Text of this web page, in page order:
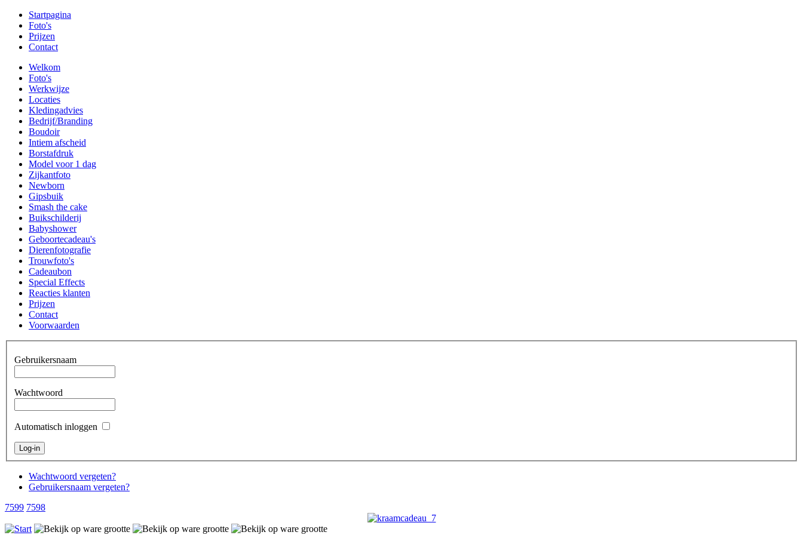
Startpagina
Foto's
Prijzen
Contact
Welkom
Foto's
Werkwijze
Locaties
Kledingadvies
Bedrijf/Branding
Boudoir
Intiem afscheid
Borstafdruk
Model voor 1 dag
Zijkantfoto
Newborn
Gipsbuik
Smash the cake
Buikschilderij
Babyshower
Geboortecadeau's
Dierenfotografie
Trouwfoto's
Cadeaubon
Special Effects
Reacties klanten
Prijzen
Contact
Voorwaarden
Gebruikersnaam
Wachtwoord
Automatisch inloggen
Wachtwoord vergeten?
Gebruikersnaam vergeten?
7599 7598